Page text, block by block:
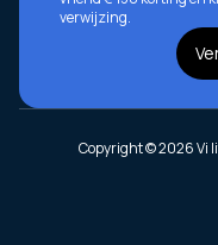
verwijzing.
Copyright © 2026 Vi